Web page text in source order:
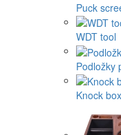
Puck
WDT tool
Podložky
Knock